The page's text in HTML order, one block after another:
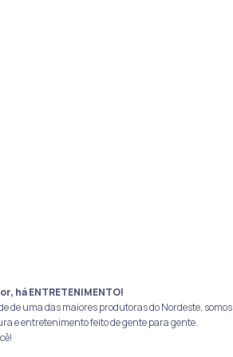
há ENTRETENIMENTO!
de uma das maiores produtoras do Nordeste, somos
e entretenimento feito de gente para gente.